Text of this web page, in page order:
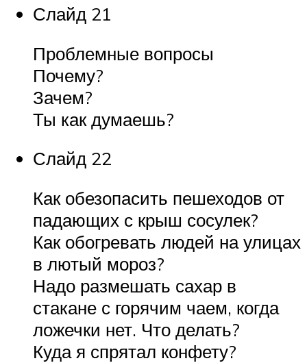
Слайд 21
Проблемные вопросы
Почему?
Зачем?
Ты как думаешь?
Слайд 22
Как обезопасить пешеходов от
падающих с крыш сосулек?
Как обогревать людей на улицах
в лютый мороз?
Надо размешать сахар в
стакане с горячим чаем, когда
ложечки нет. Что делать?
Куда я спрятал конфету?